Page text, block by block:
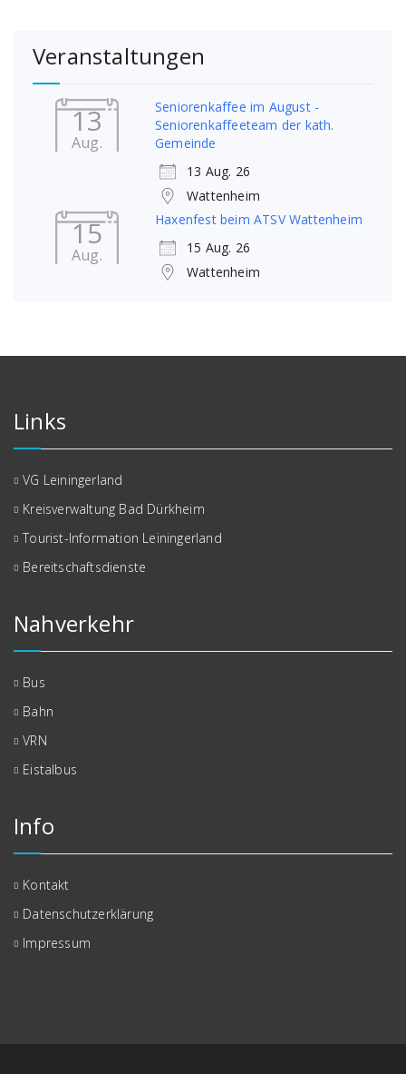
Veranstaltungen
13
Aug.
Seniorenkaffee im August -
Seniorenkaffeeteam der kath.
Gemeinde
13 Aug. 26
Wattenheim
15
Aug.
Haxenfest beim ATSV Wattenheim
15 Aug. 26
Wattenheim
Links
VG Leiningerland
Kreisverwaltung Bad Dürkheim
Tourist-Information Leiningerland
Bereitschaftsdienste
Nahverkehr
Bus
Bahn
VRN
Eistalbus
Info
Kontakt
Datenschutzerklärung
Impressum